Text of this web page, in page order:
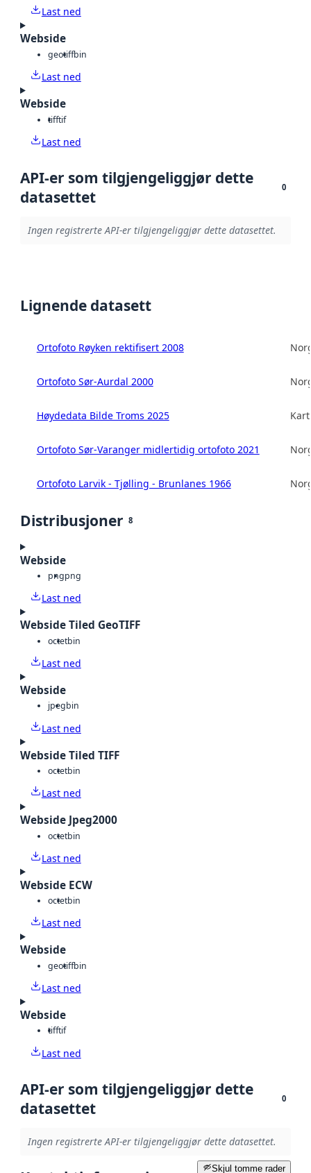
Last ned
Webside
geotiffbin
Last ned
Webside
tifftif
Last ned
API-er som tilgjengeliggjør dette
datasettet
0
Ingen registrerte API-er tilgjengeliggjør dette datasettet.
Lignende datasett
Ortofoto Røyken rektifisert 2008
Ortofoto Sør-Aurdal 2000
Høydedata Bilde Troms 2025
Ortofoto Sør-Varanger midlertidig ortofoto 2021
Ortofoto Larvik - Tjølling - Brunlanes 1966
Distribusjoner 8
Webside
pngpng
Last ned
Webside Tiled GeoTIFF
octetbin
Last ned
Webside
jpegbin
Last ned
Webside Tiled TIFF
octetbin
Last ned
Webside Jpeg2000
octetbin
Last ned
Webside ECW
octetbin
Last ned
Webside
geotiffbin
Last ned
Webside
tifftif
Last ned
API-er som tilgjengeliggjør dette
datasettet
0
Ingen registrerte API-er tilgjengeliggjør dette datasettet.
Skjul tomme rader